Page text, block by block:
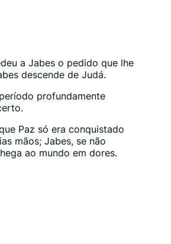
a Jabes o pedido que lhe
descende de Judá.
profundamente
Paz só era conquistado
mãos; Jabes, se não
ao mundo em dores.